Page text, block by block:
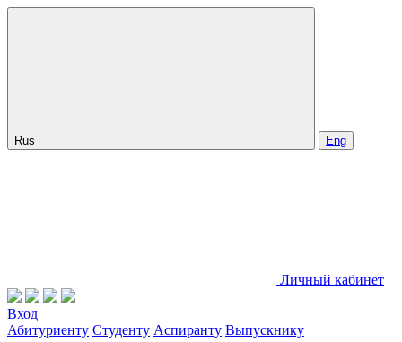
Rus Eng
Личный кабинет
Вход
Абитуриенту Студенту Аспиранту Выпускнику